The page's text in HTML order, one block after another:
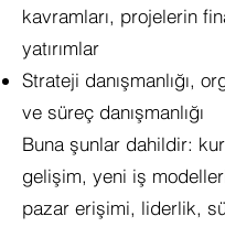
kavramları, projelerin
yatırımlar
Strateji danışmanlığı,
ve süreç danışmanlığı
Buna şunlar dahildir:
gelişim, yeni iş
pazar erişimi, liderlik,